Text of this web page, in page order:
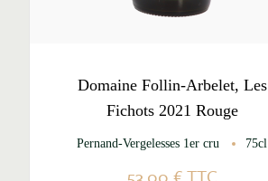
Domaine Follin-Arbelet, Les
Fichots 2021 Rouge
Pernand-Vergelesses 1er cru 75cl
53,00 €TTC